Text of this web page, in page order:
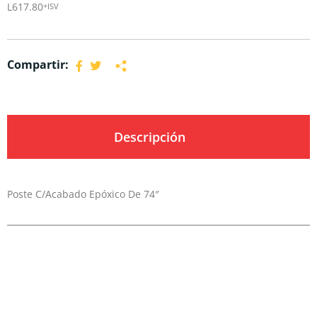
L 617.80+ISV
Compartir:
Descripción
Poste C/Acabado Epóxico De 74″